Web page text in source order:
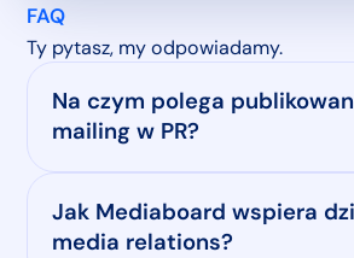
FAQ
Ty pytasz, my odpowiadamy.
Na czym polega
mailing w PR?
Jak Mediaboard wspiera
media relations?